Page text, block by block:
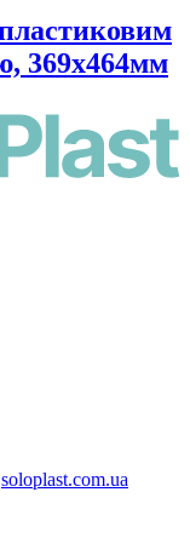
369х464мм
soloplast.com.ua